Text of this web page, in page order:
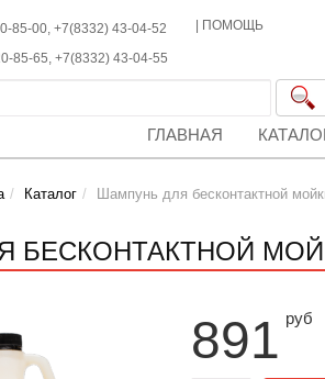
85-00, +7(8332) 43-04-52
85-65, +7(8332) 43-04-55
ПОМОЩЬ
ГЛАВНАЯ
Каталог Шампунь для бесконтактной
891 руб